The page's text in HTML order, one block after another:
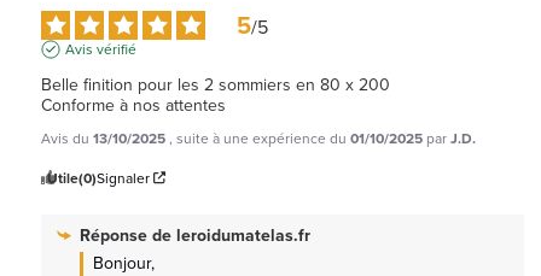
5/5
Avis vérifié
Belle finition pour les 2 sommiers en 80 x 200
Conforme à nos attentes
Avis du 13/10/2025, suite à une expérience du 01/10/2025 parJ.D.
Utile(0)Signaler
Réponse de leroidumatelas.fr
Bonjour,